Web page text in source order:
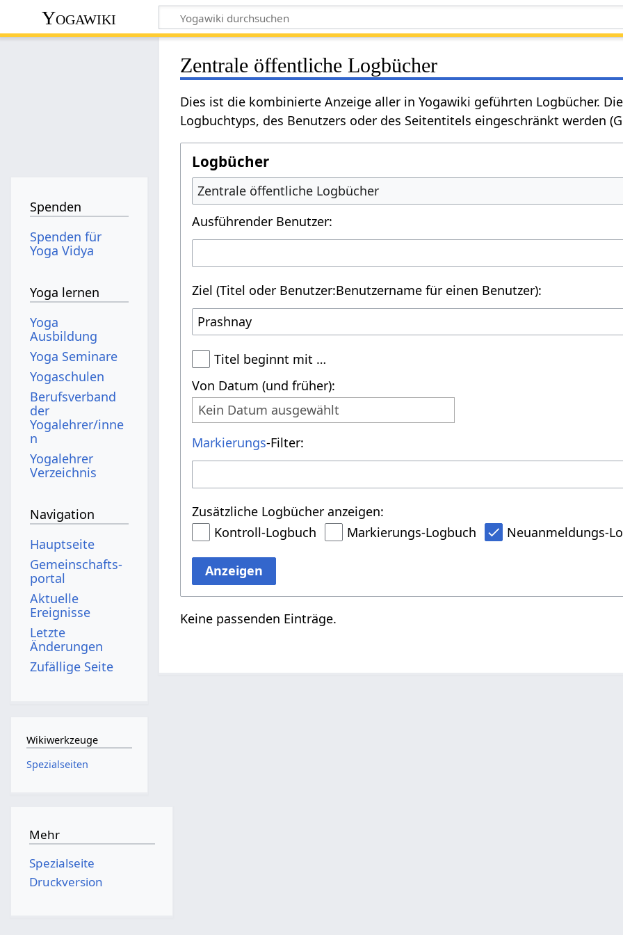
Yogawiki
Zentrale öffentliche Logbücher
Dies ist die kombinierte Anzeige aller in Yogawiki geführten Logbücher.
Logbuchtyps, des Benutzers oder des Seitentitels eingeschränkt werden
Logbücher
Zentrale öffentliche Logbücher
Ausführender Benutzer:
Ziel (Titel oder Benutzer:Benutzername für einen Benutzer):
Titel beginnt mit …
Von Datum (und früher):
Kein Datum ausgewählt
Markierungs-Filter:
Zusätzliche Logbücher anzeigen:
Kontroll-Logbuch
Markierungs-Logbuch Neuanmeldungs-
Anzeigen
Keine passenden Einträge.
Spenden
Spenden für
Yoga Vidya
Yoga lernen
Yoga
Ausbildung
Yoga Seminare
Yogaschulen
Berufsverband
der
Yogalehrer/inne
n
Yogalehrer
Verzeichnis
Navigation
Hauptseite
Gemeinschafts­
portal
Aktuelle
Ereignisse
Letzte
Änderungen
Zufällige Seite
Wikiwerkzeuge
Spezialseiten
Mehr
Spezialseite
Druckversion